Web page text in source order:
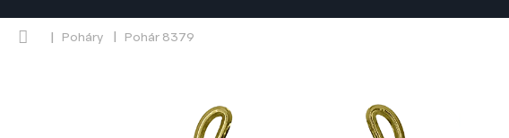
DomůPoháry Pohár 8379